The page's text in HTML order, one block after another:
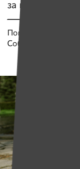
за наше будущее
Помогаем проекту
Собрано